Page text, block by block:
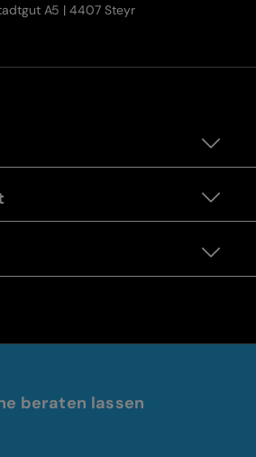
A5 | 4407 Steyr
beraten lassen